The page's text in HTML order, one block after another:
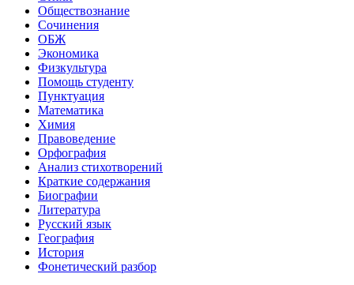
Обществознание
Сочинения
ОБЖ
Экономика
Физкультура
Помощь студенту
Пунктуация
Математика
Химия
Правоведение
Орфография
Анализ стихотворений
Краткие содержания
Биографии
Литература
Русский язык
География
История
Фонетический разбор